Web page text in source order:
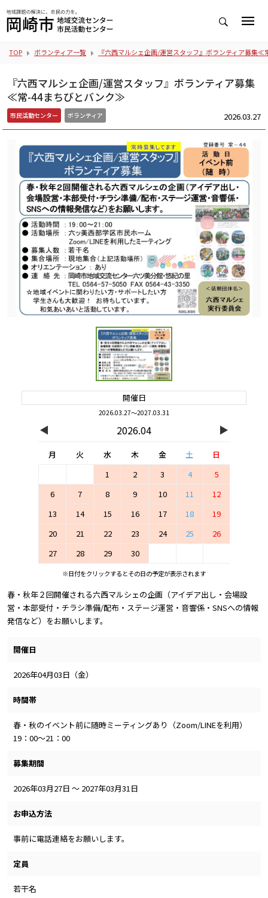
TOP ボランティア一覧 『六西マルシェ企画/運営スタッフ』ボランティア募集
『六西マルシェ企画/運営スタッフ』ボランティア募集
≪常-44まちびとバンク≫
市民活動センター ボランティア 2026.03.27
開催日
2026.03.27～2027.03.31
◀ 2026.04 ▶
月 火 水 木 金 土
日
1
2 3 4
5
6
7 8 9 10 11
12
13
14 15 16 17 18
19
20
21 22 23 24 25
26
27
28 29 30
※日付をクリックするとその日の予定が表示されます
春・秋年２回開催される六西マルシェの企画（アイデア出し・会場設
営・本部受付・チラシ準備/配布・ステージ運営・音響係・SNSへの情報
発信など）をお願いします。
開催日
2026年04月03日（金）
時間帯
春・秋のイベント前に随時ミーティングあり（Zoom/LINEを利用）
19：00～21：00
募集期間
2026年03月27日 ～ 2027年03月31日
お申込方法
事前に電話連絡をお願いします。
定員
若干名